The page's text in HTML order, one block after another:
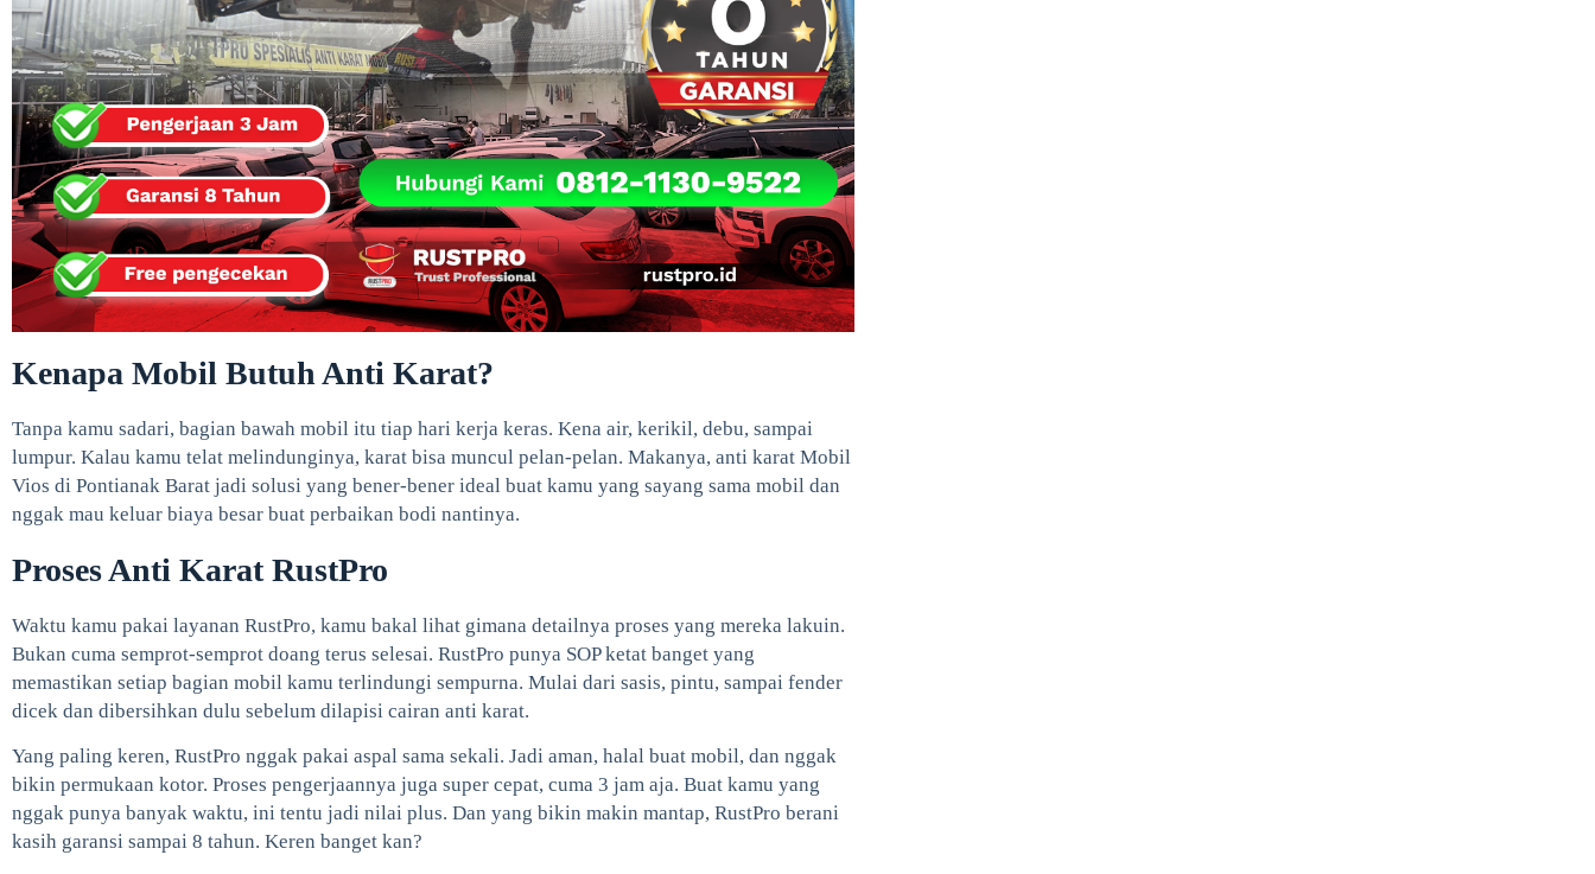
Kenapa Mobil Butuh Anti Karat?
Tanpa kamu sadari, bagian bawah mobil itu tiap hari kerja keras. Kena air, kerikil, debu, sampai
lumpur. Kalau kamu telat melindunginya, karat bisa muncul pelan-pelan. Makanya, anti karat Mobil
Vios di Pontianak Barat jadi solusi yang bener-bener ideal buat kamu yang sayang sama mobil dan
nggak mau keluar biaya besar buat perbaikan bodi nantinya.
Proses Anti Karat RustPro
Waktu kamu pakai layanan RustPro, kamu bakal lihat gimana detailnya proses yang mereka lakuin.
Bukan cuma semprot-semprot doang terus selesai. RustPro punya SOP ketat banget yang
memastikan setiap bagian mobil kamu terlindungi sempurna. Mulai dari sasis, pintu, sampai fender
dicek dan dibersihkan dulu sebelum dilapisi cairan anti karat.
Yang paling keren, RustPro nggak pakai aspal sama sekali. Jadi aman, halal buat mobil, dan nggak
bikin permukaan kotor. Proses pengerjaannya juga super cepat, cuma 3 jam aja. Buat kamu yang
nggak punya banyak waktu, ini tentu jadi nilai plus. Dan yang bikin makin mantap, RustPro berani
kasih garansi sampai 8 tahun. Keren banget kan?